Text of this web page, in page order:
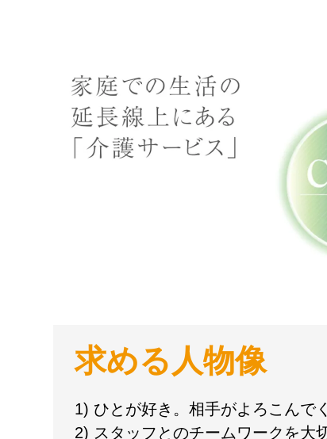
求める人物像
1) ひとが好き。相手がよろこんで
2) スタッフとのチームワークを大